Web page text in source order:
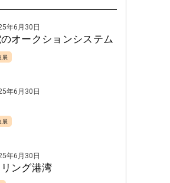
年6月30日
オークションシステム
展
年6月30日
展
年6月30日
ング港湾